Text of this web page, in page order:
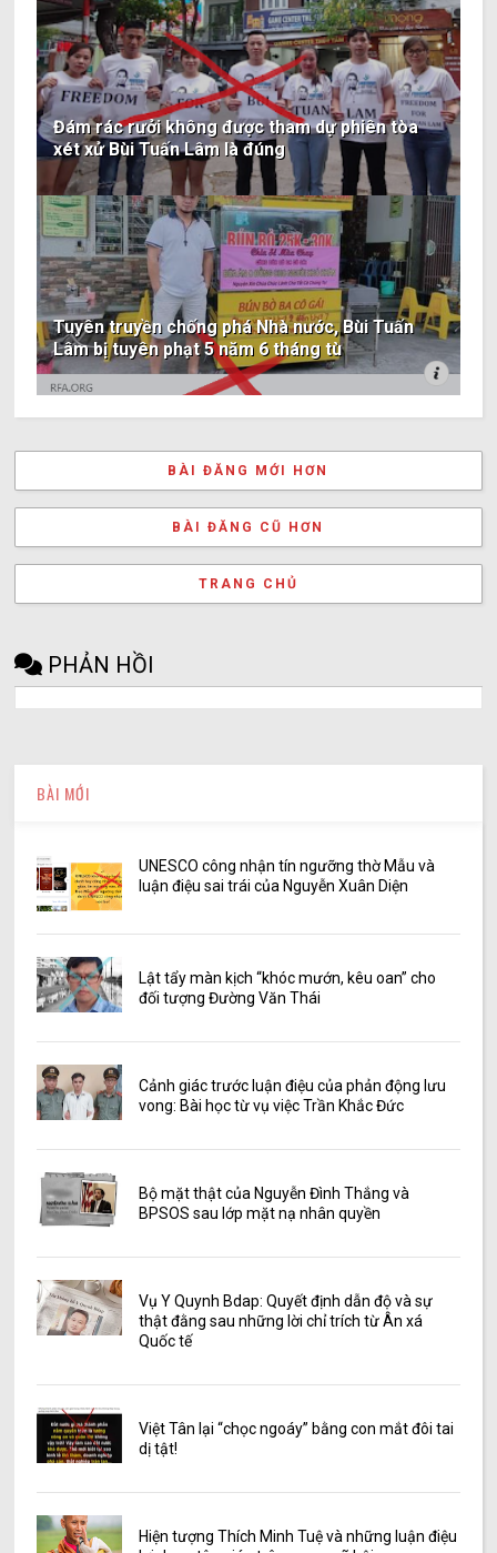
Đám rác rưởi không được tham dự phiên tòa
xét xử Bùi Tuấn Lâm là đúng
Tuyên truyền chống phá Nhà nước, Bùi Tuấn
Lâm bị tuyên phạt 5 năm 6 tháng tù
BÀI ĐĂNG MỚI HƠN
BÀI ĐĂNG CŨ HƠN
TRANG CHỦ
PHẢN HỒI
BÀI MỚI
UNESCO công nhận tín ngưỡng thờ Mẫu và
luận điệu sai trái của Nguyễn Xuân Diện
Lật tẩy màn kịch “khóc mướn, kêu oan” cho
đối tượng Đường Văn Thái
Cảnh giác trước luận điệu của phản động lưu
vong: Bài học từ vụ việc Trần Khắc Đức
Bộ mặt thật của Nguyễn Đình Thắng và
BPSOS sau lớp mặt nạ nhân quyền
Vụ Y Quynh Bdap: Quyết định dẫn độ và sự
thật đằng sau những lời chỉ trích từ Ân xá
Quốc tế
Việt Tân lại “chọc ngoáy” bằng con mắt đôi tai
dị tật!
Hiện tượng Thích Minh Tuệ và những luận điệu